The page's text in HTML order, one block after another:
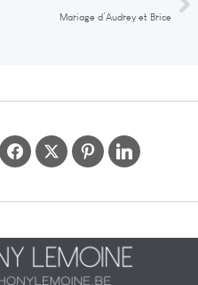
Mariage d’Audrey et Brice